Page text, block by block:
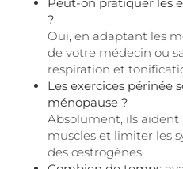
?
Oui, en adaptant les
de votre médecin ou
respiration et
Les exercices périnée
ménopause ?
Absolument, ils
muscles et limiter les
des œstrogènes.